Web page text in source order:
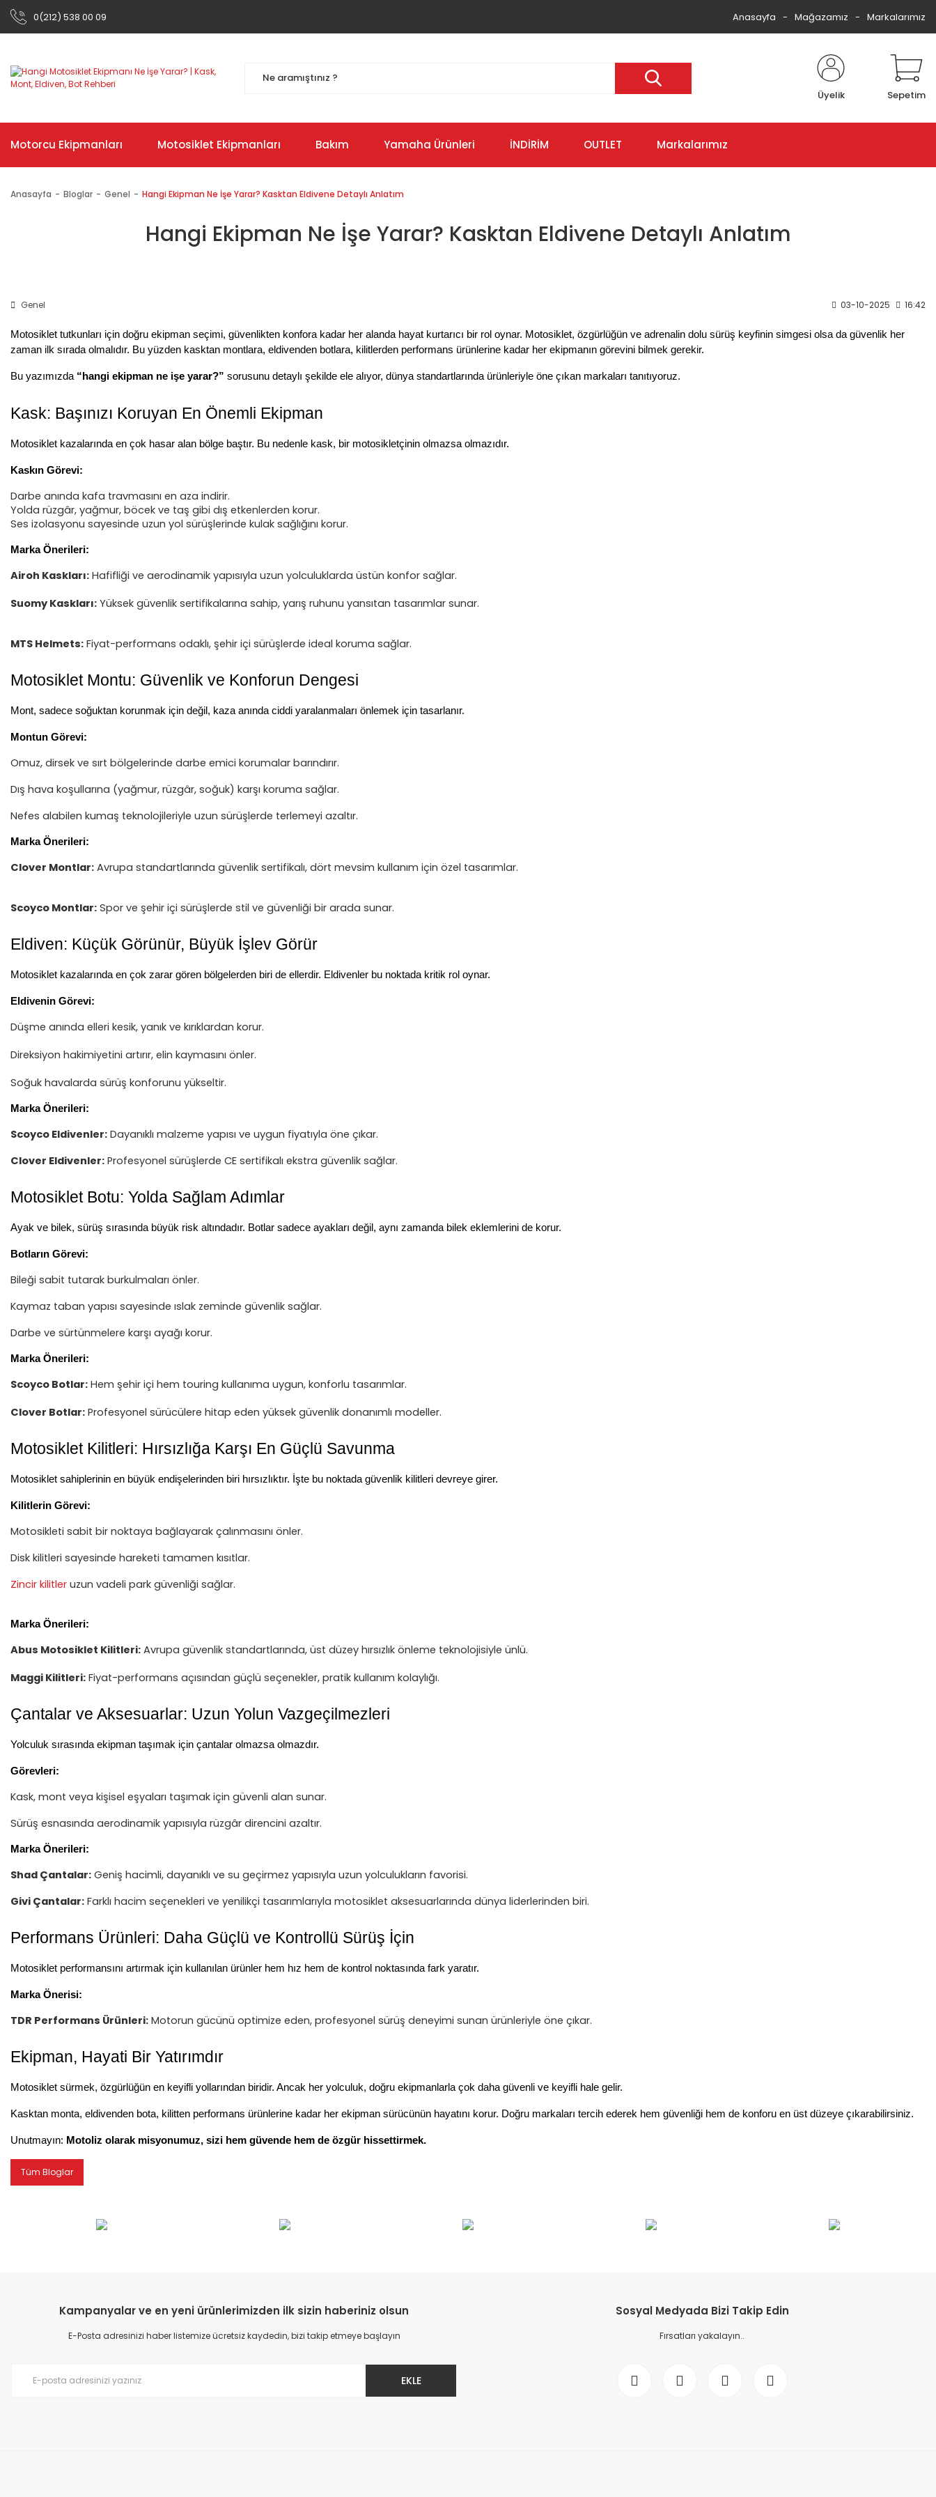
0(212) 538 00 09 Anasayfa Mağazamız Markalarımız
Üyelik Sepetim
Motorcu Ekipmanları Motosiklet Ekipmanları Bakım Yamaha Ürünleri İNDİRİM OUTLET Markalarımız
Anasayfa Bloglar Genel Hangi Ekipman Ne İşe Yarar? Kasktan Eldivene Detaylı Anlatım
Hangi Ekipman Ne İşe Yarar? Kasktan Eldivene Detaylı Anlatım
Genel 03-10-2025 16:42
Motosiklet tutkunları için doğru ekipman seçimi, güvenlikten konfora kadar her alanda hayat kurtarıcı bir rol oynar. Motosiklet, özgürlüğün ve adrenalin dolu sürüş keyfinin simgesi olsa da güvenlik her
zaman ilk sırada olmalıdır. Bu yüzden kasktan montlara, eldivenden botlara, kilitlerden performans ürünlerine kadar her ekipmanın görevini bilmek gerekir.
Bu yazımızda “hangi ekipman ne işe yarar?” sorusunu detaylı şekilde ele alıyor, dünya standartlarında ürünleriyle öne çıkan markaları tanıtıyoruz.
Kask: Başınızı Koruyan En Önemli Ekipman
Motosiklet kazalarında en çok hasar alan bölge baştır. Bu nedenle kask, bir motosikletçinin olmazsa olmazıdır.
Kaskın Görevi:
Darbe anında kafa travmasını en aza indirir.
Yolda rüzgâr, yağmur, böcek ve taş gibi dış etkenlerden korur.
Ses izolasyonu sayesinde uzun yol sürüşlerinde kulak sağlığını korur.
Marka Önerileri:
Airoh Kaskları: Hafifliği ve aerodinamik yapısıyla uzun yolculuklarda üstün konfor sağlar.
Suomy Kaskları: Yüksek güvenlik sertifikalarına sahip, yarış ruhunu yansıtan tasarımlar sunar.
MTS Helmets: Fiyat-performans odaklı, şehir içi sürüşlerde ideal koruma sağlar.
Motosiklet Montu: Güvenlik ve Konforun Dengesi
Mont, sadece soğuktan korunmak için değil, kaza anında ciddi yaralanmaları önlemek için tasarlanır.
Montun Görevi:
Omuz, dirsek ve sırt bölgelerinde darbe emici korumalar barındırır.
Dış hava koşullarına (yağmur, rüzgâr, soğuk) karşı koruma sağlar.
Nefes alabilen kumaş teknolojileriyle uzun sürüşlerde terlemeyi azaltır.
Marka Önerileri:
Clover Montlar: Avrupa standartlarında güvenlik sertifikalı, dört mevsim kullanım için özel tasarımlar.
Scoyco Montlar: Spor ve şehir içi sürüşlerde stil ve güvenliği bir arada sunar.
Eldiven: Küçük Görünür, Büyük İşlev Görür
Motosiklet kazalarında en çok zarar gören bölgelerden biri de ellerdir. Eldivenler bu noktada kritik rol oynar.
Eldivenin Görevi:
Düşme anında elleri kesik, yanık ve kırıklardan korur.
Direksiyon hakimiyetini artırır, elin kaymasını önler.
Soğuk havalarda sürüş konforunu yükseltir.
Marka Önerileri:
Scoyco Eldivenler: Dayanıklı malzeme yapısı ve uygun fiyatıyla öne çıkar.
Clover Eldivenler: Profesyonel sürüşlerde CE sertifikalı ekstra güvenlik sağlar.
Motosiklet Botu: Yolda Sağlam Adımlar
Ayak ve bilek, sürüş sırasında büyük risk altındadır. Botlar sadece ayakları değil, aynı zamanda bilek eklemlerini de korur.
Botların Görevi:
Bileği sabit tutarak burkulmaları önler.
Kaymaz taban yapısı sayesinde ıslak zeminde güvenlik sağlar.
Darbe ve sürtünmelere karşı ayağı korur.
Marka Önerileri:
Scoyco Botlar: Hem şehir içi hem touring kullanıma uygun, konforlu tasarımlar.
Clover Botlar: Profesyonel sürücülere hitap eden yüksek güvenlik donanımlı modeller.
Motosiklet Kilitleri: Hırsızlığa Karşı En Güçlü Savunma
Motosiklet sahiplerinin en büyük endişelerinden biri hırsızlıktır. İşte bu noktada güvenlik kilitleri devreye girer.
Kilitlerin Görevi:
Motosikleti sabit bir noktaya bağlayarak çalınmasını önler.
Disk kilitleri sayesinde hareketi tamamen kısıtlar.
Zincir kilitler uzun vadeli park güvenliği sağlar.
Marka Önerileri:
Abus Motosiklet Kilitleri: Avrupa güvenlik standartlarında, üst düzey hırsızlık önleme teknolojisiyle ünlü.
Maggi Kilitleri: Fiyat-performans açısından güçlü seçenekler, pratik kullanım kolaylığı.
Çantalar ve Aksesuarlar: Uzun Yolun Vazgeçilmezleri
Yolculuk sırasında ekipman taşımak için çantalar olmazsa olmazdır.
Görevleri:
Kask, mont veya kişisel eşyaları taşımak için güvenli alan sunar.
Sürüş esnasında aerodinamik yapısıyla rüzgâr direncini azaltır.
Marka Önerileri:
Shad Çantalar: Geniş hacimli, dayanıklı ve su geçirmez yapısıyla uzun yolculukların favorisi.
Givi Çantalar: Farklı hacim seçenekleri ve yenilikçi tasarımlarıyla motosiklet aksesuarlarında dünya liderlerinden biri.
Performans Ürünleri: Daha Güçlü ve Kontrollü Sürüş İçin
Motosiklet performansını artırmak için kullanılan ürünler hem hız hem de kontrol noktasında fark yaratır.
Marka Önerisi:
TDR Performans Ürünleri: Motorun gücünü optimize eden, profesyonel sürüş deneyimi sunan ürünleriyle öne çıkar.
Ekipman, Hayati Bir Yatırımdır
Motosiklet sürmek, özgürlüğün en keyifli yollarından biridir. Ancak her yolculuk, doğru ekipmanlarla çok daha güvenli ve keyifli hale gelir.
Kasktan monta, eldivenden bota, kilitten performans ürünlerine kadar her ekipman sürücünün hayatını korur. Doğru markaları tercih ederek hem güvenliği hem de konforu en üst düzeye çıkarabilirsiniz.
Unutmayın: Motoliz olarak misyonumuz, sizi hem güvende hem de özgür hissettirmek.
Tüm Bloglar
Kampanyalar ve en yeni ürünlerimizden ilk sizin haberiniz olsun
E-Posta adresinizi haber listemize ücretsiz kaydedin, bizi takip etmeye başlayın
EKLE
Sosyal Medyada Bizi Takip Edin
Fırsatları yakalayın..